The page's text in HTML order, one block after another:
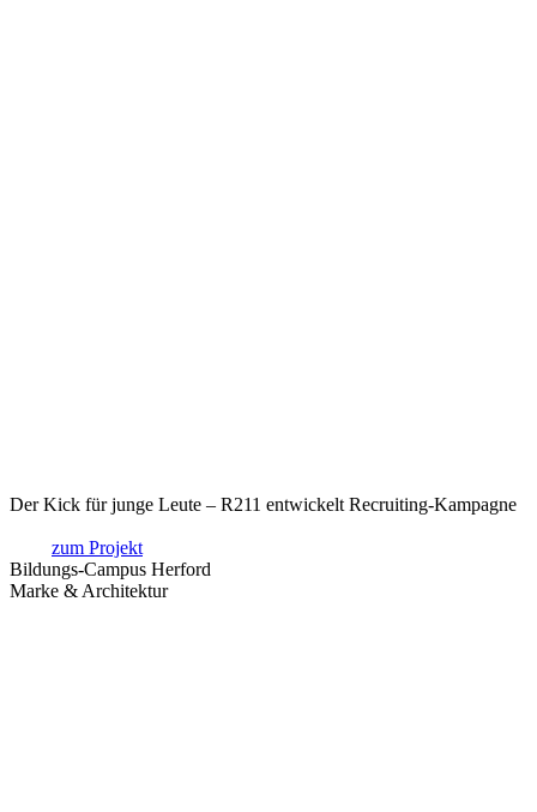
Der Kick für junge Leute – R211 entwickelt Recruiting-Kampagne
zum Projekt
Bildungs-Campus Herford
Marke & Architektur